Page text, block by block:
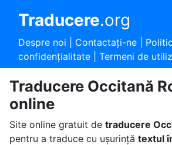
Traducere.org
Despre noi Contactaţi-ne|
confidențialitate| Termeni de
Traducere Occitană
online
Site online gratuit de traducere
pentru a traduce cu ușurință textul